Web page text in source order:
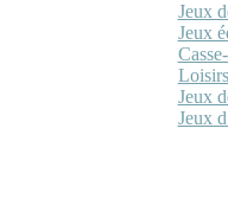
Jeux
Jeux
Jeux
Jeux